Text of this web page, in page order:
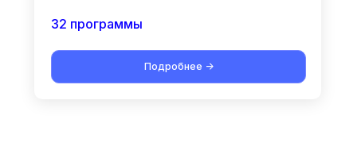
Подробнее ->
32 программы